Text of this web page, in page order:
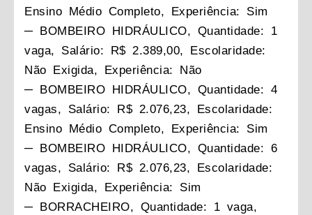
Ensino Médio Completo, Experiência: Sim
─ BOMBEIRO HIDRÁULICO, Quantidade: 1
vaga, Salário: R$ 2.389,00, Escolaridade:
Não Exigida, Experiência: Não
─ BOMBEIRO HIDRÁULICO, Quantidade: 4
vagas, Salário: R$ 2.076,23, Escolaridade:
Ensino Médio Completo, Experiência: Sim
─ BOMBEIRO HIDRÁULICO, Quantidade: 6
vagas, Salário: R$ 2.076,23, Escolaridade:
Não Exigida, Experiência: Sim
─ BORRACHEIRO, Quantidade: 1 vaga,